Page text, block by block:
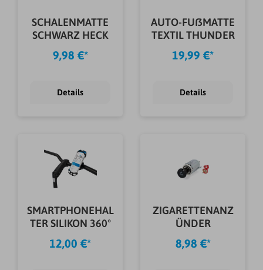
SCHALENMATTE
SCHWARZ HECK
9,98 €*
Details
AUTO-FUßMATTE
TEXTIL THUNDER
19,99 €*
Details
SMARTPHONEHAL
TER SILIKON 360°
12,00 €*
ZIGARETTENANZ
ÜNDER
8,98 €*